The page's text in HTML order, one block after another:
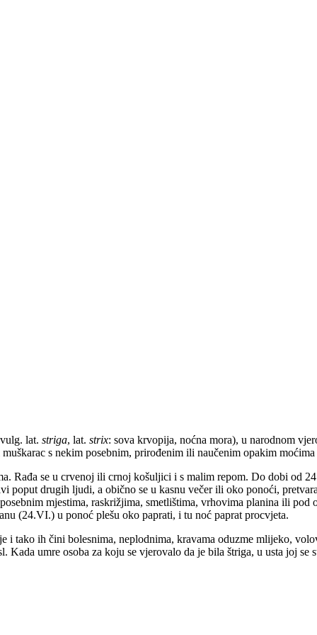
lat. striga, lat. strix: sova krvopija, noćna mora), u narodnom
s nekim posebnim, prirođenim ili naučenim opakim
Rađa se u crvenoj ili crnoj košuljici i s malim repom. Do dobi od
drugih ljudi, a obično se u kasnu večer ili oko ponoći,
mjestima, raskrižjima, smetlištima, vrhovima planina ili
(24.VI.) u ponoć plešu oko paprati, i tu noć paprat procvjeta.
i tako ih čini bolesnima, neplodnima, kravama oduzme mlijeko,
umre osoba za koju se vjerovalo da je bila štriga, u usta joj